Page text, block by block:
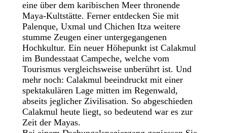
eine über dem karibischen Meer thronende
Maya-Kultstätte. Ferner entdecken Sie mit
Palenque, Uxmal und Chichen Itza weitere
stumme Zeugen einer untergegangenen
Hochkultur. Ein neuer Höhepunkt ist Calakmul
im Bundesstaat Campeche, welche vom
Tourismus vergleichsweise unberührt ist. Und
mehr noch: Calakmul beeindruckt mit einer
spektakulären Lage mitten im Regenwald,
abseits jeglicher Zivilisation. So abgeschieden
Calakmul heute liegt, so bedeutend war es zur
Zeit der Mayas.